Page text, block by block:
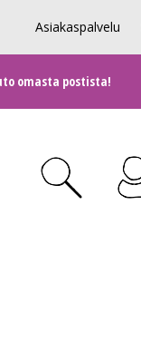
Asiakaspalvelu
omasta postista!